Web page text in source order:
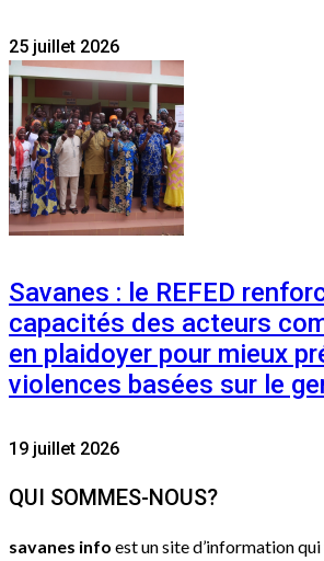
25 juillet 2026
Savanes : le REFED
capacités des acteurs
en plaidoyer pour mieux
violences basées sur le
19 juillet 2026
QUI SOMMES-NOUS?
savanes info est un site d’information